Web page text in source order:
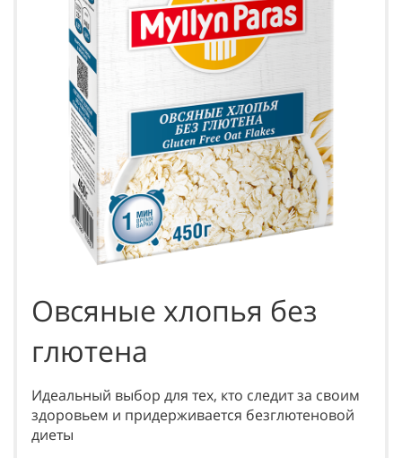
Овсяные хлопья без
глютена
Идеальный выбор для тех, кто следит за своим
здоровьем и придерживается безглютеновой
диеты